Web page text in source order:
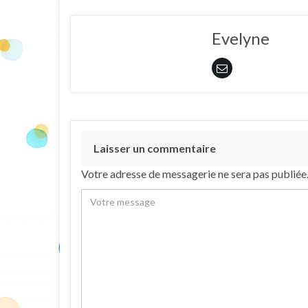
Evelyne
Laisser un commentaire
Votre adresse de messagerie ne sera pas publiée.